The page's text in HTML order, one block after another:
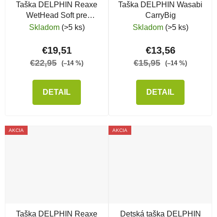
Taška DELPHIN Reaxe
WetHead Soft pre
podberákové hlavy
Skladom (>5 ks)
€19,51
€22,95 (–14 %)
DETAIL
Taška DELPHIN Wasabi
CarryBig
Skladom (>5 ks)
€13,56
€15,95 (–14 %)
DETAIL
AKCIA
Taška DELPHIN Reaxe
AKCIA
Detská taška DELPHIN